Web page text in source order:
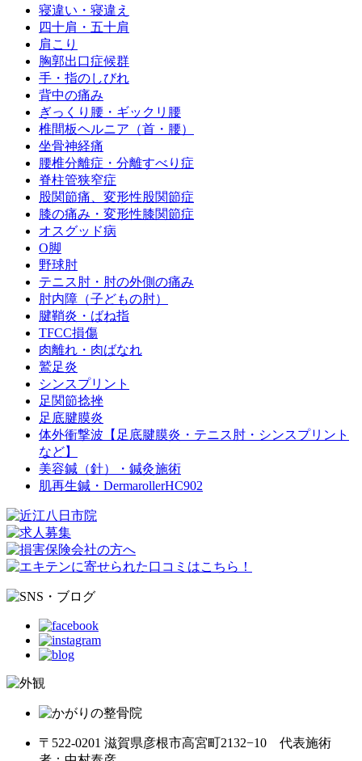
寝違い・寝違え
四十肩・五十肩
肩こり
胸郭出口症候群
手・指のしびれ
背中の痛み
ぎっくり腰・ギックリ腰
椎間板ヘルニア（首・腰）
坐骨神経痛
腰椎分離症・分離すべり症
脊柱管狭窄症
股関節痛、変形性股関節症
膝の痛み・変形性膝関節症
オスグッド病
O脚
野球肘
テニス肘・肘の外側の痛み
肘内障（子どもの肘）
腱鞘炎・ばね指
TFCC損傷
肉離れ・肉ばなれ
鷲足炎
シンスプリント
足関節捻挫
足底腱膜炎
体外衝撃波【足底腱膜炎・テニス肘・シンスプリント
など】
美容鍼（針）・鍼灸施術
肌再生鍼・DermarollerHC902
〒522-0201 滋賀県彦根市高宮町2132−10 代表施術